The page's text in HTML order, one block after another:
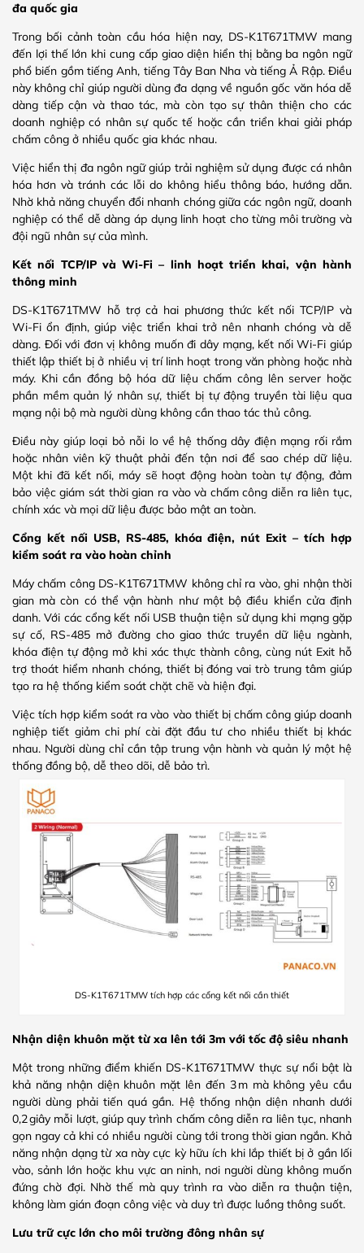
đa quốc gia
Trong bối cảnh toàn cầu hóa hiện nay, DS‑K1T671TMW mang
đến lợi thế lớn khi cung cấp giao diện hiển thị bằng ba ngôn ngữ
phổ biến gồm tiếng Anh, tiếng Tây Ban Nha và tiếng Ả Rập. Điều
này không chỉ giúp người dùng đa dạng về nguồn gốc văn hóa dễ
dàng tiếp cận và thao tác, mà còn tạo sự thân thiện cho các
doanh nghiệp có nhân sự quốc tế hoặc cần triển khai giải pháp
chấm công ở nhiều quốc gia khác nhau.
Việc hiển thị đa ngôn ngữ giúp trải nghiệm sử dụng được cá nhân
hóa hơn và tránh các lỗi do không hiểu thông báo, hướng dẫn.
Nhờ khả năng chuyển đổi nhanh chóng giữa các ngôn ngữ, doanh
nghiệp có thể dễ dàng áp dụng linh hoạt cho từng môi trường và
đội ngũ nhân sự của mình.
Kết nối TCP/IP và Wi‑Fi – linh hoạt triển khai, vận hành
thông minh
DS‑K1T671TMW hỗ trợ cả hai phương thức kết nối TCP/IP và
Wi‑Fi ổn định, giúp việc triển khai trở nên nhanh chóng và dễ
dàng. Đối với đơn vị không muốn đi dây mạng, kết nối Wi‑Fi giúp
thiết lập thiết bị ở nhiều vị trí linh hoạt trong văn phòng hoặc nhà
máy. Khi cần đồng bộ hóa dữ liệu chấm công lên server hoặc
phần mềm quản lý nhân sự, thiết bị tự động truyền tài liệu qua
mạng nội bộ mà người dùng không cần thao tác thủ công.
Điều này giúp loại bỏ nỗi lo về hệ thống dây điện mạng rối rắm
hoặc nhân viên kỹ thuật phải đến tận nơi để sao chép dữ liệu.
Một khi đã kết nối, máy sẽ hoạt động hoàn toàn tự động, đảm
bảo việc giám sát thời gian ra vào và chấm công diễn ra liên tục,
chính xác và mọi dữ liệu được bảo mật an toàn.
Cổng kết nối USB, RS‑485, khóa điện, nút Exit – tích hợp
kiểm soát ra vào hoàn chỉnh
Máy chấm công DS‑K1T671TMW không chỉ ra vào, ghi nhận thời
gian mà còn có thể vận hành như một bộ điều khiển cửa định
danh. Với các cổng kết nối USB thuận tiện sử dụng khi mạng gặp
sự cố, RS‑485 mở đường cho giao thức truyền dữ liệu ngành,
khóa điện tự động mở khi xác thực thành công, cùng nút Exit hỗ
trợ thoát hiểm nhanh chóng, thiết bị đóng vai trò trung tâm giúp
tạo ra hệ thống kiểm soát chặt chẽ và hiện đại.
Việc tích hợp kiểm soát ra vào vào thiết bị chấm công giúp doanh
nghiệp tiết giảm chi phí cài đặt đầu tư cho nhiều thiết bị khác
nhau. Người dùng chỉ cần tập trung vận hành và quản lý một hệ
thống đồng bộ, dễ theo dõi, dễ bảo trì.
DS-K1T671TMW tích hợp các cổng kết nối cần thiết
Nhận diện khuôn mặt từ xa lên tới 3m với tốc độ siêu nhanh
Một trong những điểm khiến DS‑K1T671TMW thực sự nổi bật là
khả năng nhận diện khuôn mặt lên đến 3 m mà không yêu cầu
người dùng phải tiến quá gần. Hệ thống nhận diện nhanh dưới
0,2 giây mỗi lượt, giúp quy trình chấm công diễn ra liên tục, nhanh
gọn ngay cả khi có nhiều người cùng tới trong thời gian ngắn. Khả
năng nhận dạng từ xa này cực kỳ hữu ích khi lắp thiết bị ở gần lối
vào, sảnh lớn hoặc khu vực an ninh, nơi người dùng không muốn
đứng chờ đợi. Nhờ thế mà quy trình ra vào diễn ra thuận tiện,
không làm gián đoạn công việc và duy trì được luồng thông suốt.
Lưu trữ cực lớn cho môi trường đông nhân sự